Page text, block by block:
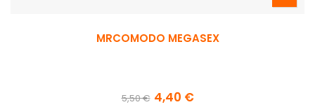
MRCOMODO MEGASEX
5,50 € 4,40 €